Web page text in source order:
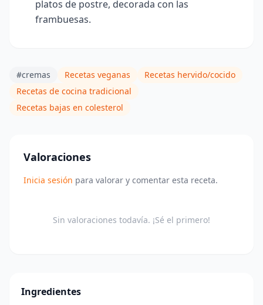
platos de postre, decorada con las
frambuesas.
#cremas Recetas veganas
Recetas hervido/cocido
Recetas de cocina tradicional
Recetas bajas en colesterol
Valoraciones
Inicia sesión para valorar y comentar esta receta.
Sin valoraciones todavía. ¡Sé el primero!
Ingredientes